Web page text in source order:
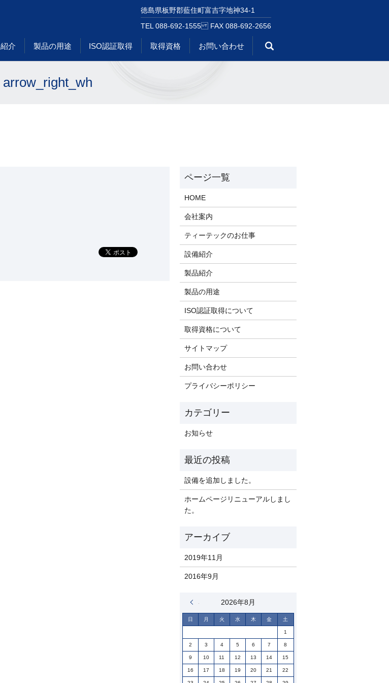
徳島県板野郡藍住町富吉字地神34-1
TEL 088-692-1555 FAX 088-692-2656
介 製品の用途 ISO認証取得 取得資格 お問い合わせ
arrow_right_wh
HOME
会社案内
ティーテックのお仕事
設備紹介
製品紹介
製品の用途
ISO認証取得について
取得資格について
サイトマップ
お問い合わせ
プライバシーポリシー
お知らせ
設備を追加しました。
ホームページリニューアルしまし
た。
2019年11月
2016年9月
2026年8月
日 月 火 水 木 金 土
1
2 3 4 5 6 7 8
9 10 11 12 13 14 15
16 17 18 19 20 21 22